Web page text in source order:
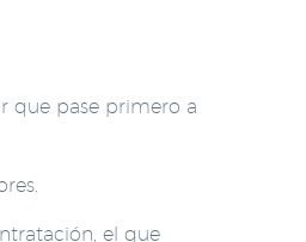
que pase primero a
el que